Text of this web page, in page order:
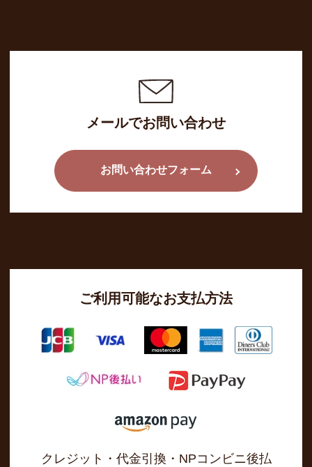
メールでお問い合わせ
お問い合わせフォーム
ご利用可能なお支払方法
クレジット・代金引換・NPコンビニ後払